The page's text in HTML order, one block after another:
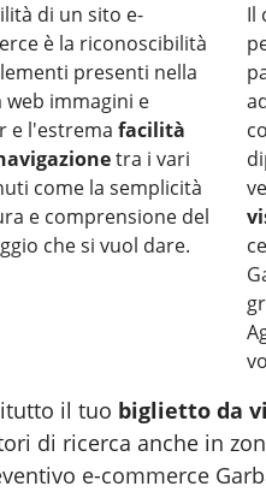
di un sito e-
è la riconoscibilità
presenti nella
web immagini e
e l'estremafacilità
tra i vari
come la semplicità
e comprensione del
che si vuol dare.
Il
il tuo biglietto da
di ricerca anche in
e-commerce